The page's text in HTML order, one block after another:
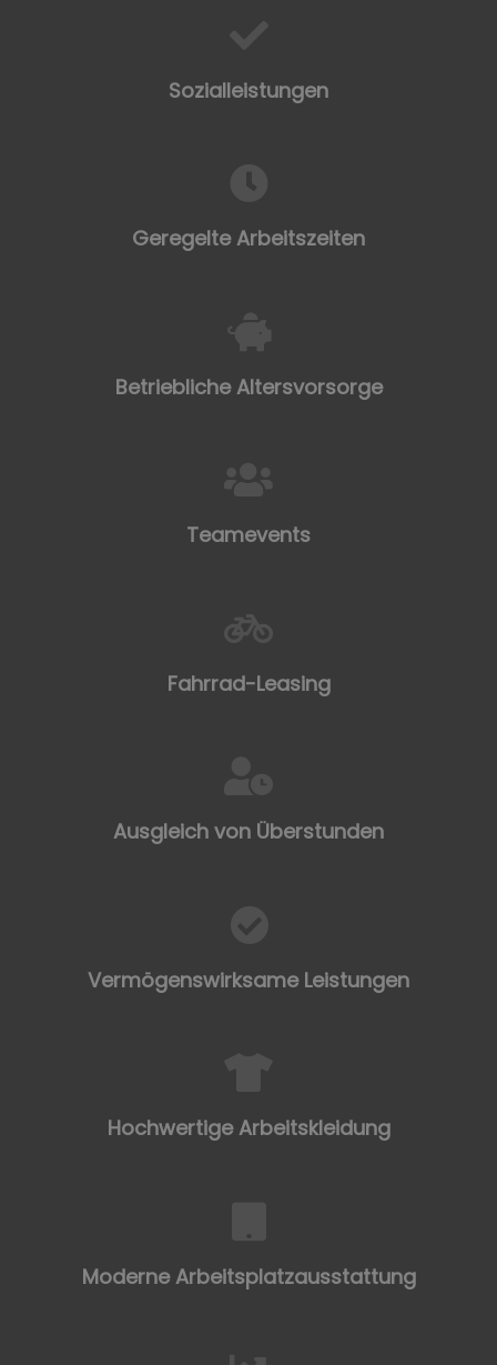
Sozialleistungen
Geregelte Arbeitszeiten
Betriebliche Altersvorsorge
Teamevents
Fahrrad-Leasing
Ausgleich von Überstunden
Vermögenswirksame Leistungen
Hochwertige Arbeitskleidung
Moderne Arbeitsplatzausstattung